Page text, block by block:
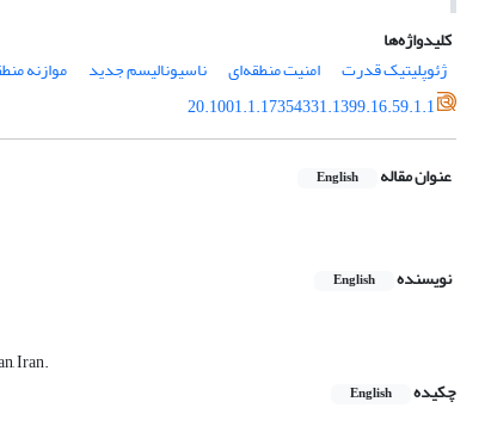
کلیدواژه‌ها
ژئوپلیتیک قدرت
امنیت منطقه‌ای ناسیونالیسم جدید
موازنه
20.1001.1.17354331.1399.16.59.1.1
عنوان مقاله English
نویسنده English
Iran.
چکیده
English